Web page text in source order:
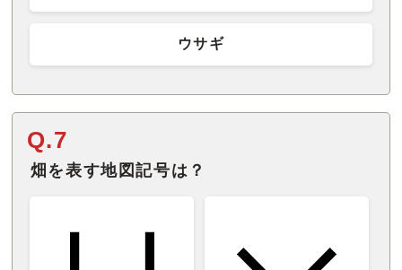
ウサギ
Q.7
畑を表す地図記号は？